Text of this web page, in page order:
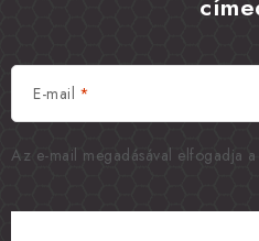
E-mail
Az e-mail megadásával elfogadja a